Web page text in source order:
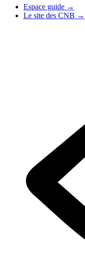
Espace guide →
Le site des CNB →